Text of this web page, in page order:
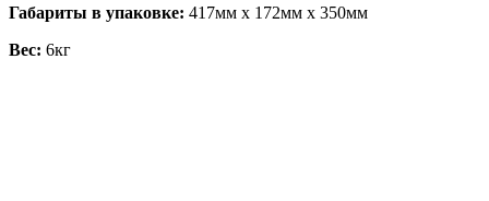
Габариты в упаковке: 417мм x 172мм x 350мм
Вес: 6кг